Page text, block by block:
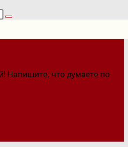
Напишите, что думаете по